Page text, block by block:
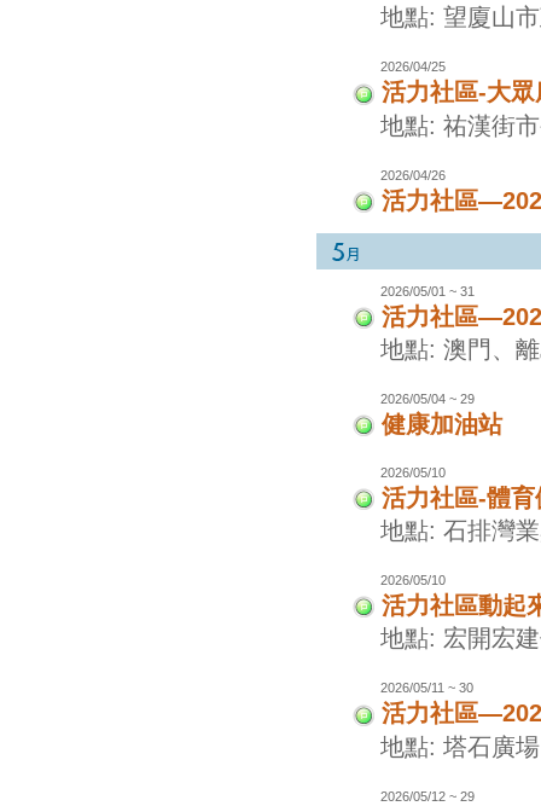
地點: 望廈山
2026/04/25
活力社區-大眾
地點: 祐漢街
2026/04/26
活力社區
2026/05/01 ~ 31
活力社區
地點: 澳門、
2026/05/04 ~ 29
健康加油站
2026/05/10
活力社區-體
地點: 石排灣
2026/05/10
活力社區動起
地點: 宏開宏
2026/05/11 ~ 30
活力社區
地點: 塔石廣場
2026/05/12 ~ 29